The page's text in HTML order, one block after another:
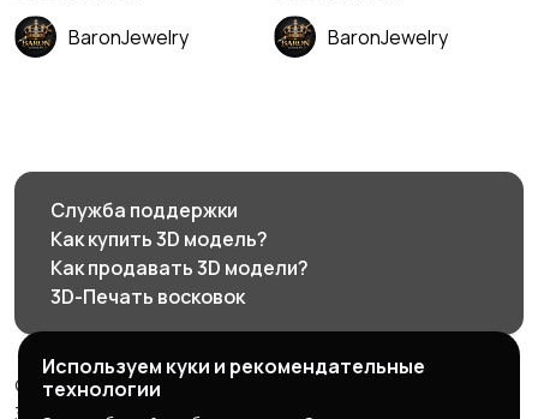
BaronJewelry BaronJewelry
Служба поддержки
Как купить 3D модель?
Как продавать 3D модели?
3D-Печать восковок
© 2026 3d585.ru - Маркетплейс ювелирного дизайна
Используем куки и рекомендательные
технологии